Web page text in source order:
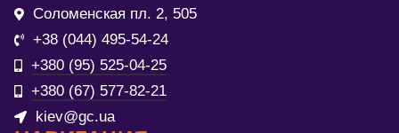
Соломенская пл. 2, 505
+38 (044) 495-54-24
+380 (95) 525-04-25
+380 (67) 577-82-21
kiev@gc.ua